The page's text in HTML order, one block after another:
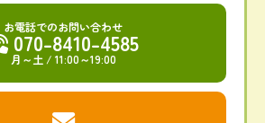
お電話でのお問い合わせ
070-8410-4585
月～土/ 11:00～19:00